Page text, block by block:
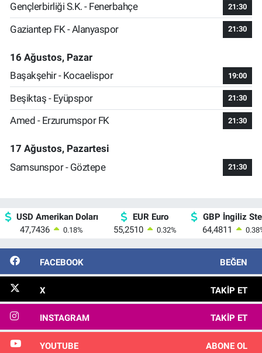
Gençlerbirliği S.K. - Fenerbahçe 21:30
Gaziantep FK - Alanyaspor 21:30
16 Ağustos, Pazar
Başakşehir - Kocaelispor
19:00
Beşiktaş - Eyüpspor 21:30
Amed - Erzurumspor FK 21:30
17 Ağustos, Pazartesi
Samsunspor - Göztepe
21:30
USD Amerikan Doları
47,7436
0.18%
EUR Euro
55,2510
0.32%
GBP İngiliz
64,4811
0.38
FACEBOOK BEĞEN
X TAKIP ET
INSTAGRAM TAKIP ET
YOUTUBE ABONE OL